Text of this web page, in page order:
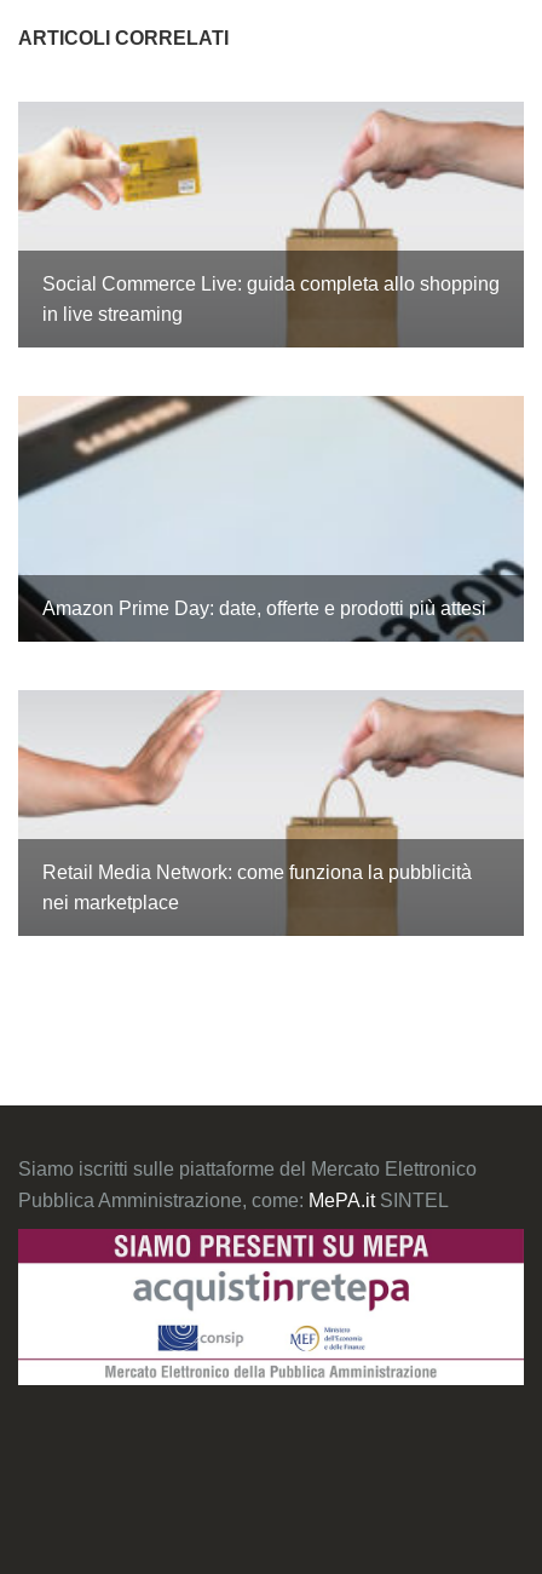
ARTICOLI CORRELATI
Social Commerce Live: guida completa allo shopping
in live streaming
Amazon Prime Day: date, offerte e prodotti più attesi
Retail Media Network: come funziona la pubblicità
nei marketplace
Siamo iscritti sulle piattaforme del Mercato Elettronico
Pubblica Amministrazione, come: MePA.it SINTEL